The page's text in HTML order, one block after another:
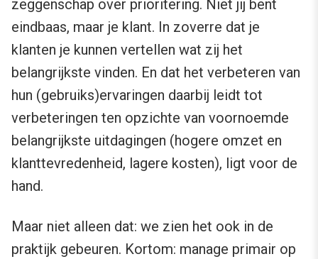
zeggenschap over prioritering. Niet jij bent
eindbaas, maar je klant. In zoverre dat je
klanten je kunnen vertellen wat zij het
belangrijkste vinden. En dat het verbeteren van
hun (gebruiks)ervaringen daarbij leidt tot
verbeteringen ten opzichte van voornoemde
belangrijkste uitdagingen (hogere omzet en
klanttevredenheid, lagere kosten), ligt voor de
hand.
Maar niet alleen dat: we zien het ook in de
praktijk gebeuren. Kortom: manage primair op